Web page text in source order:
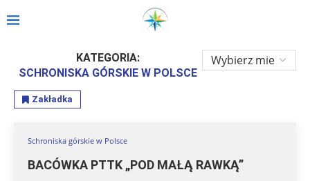
Strona główna Schroniska górskie w Polsce
KATEGORIA:
SCHRONISKA GÓRSKIE W POLSCE
Zakładka
Schroniska górskie w Polsce
BACÓWKA PTTK „POD MAŁĄ RAWKĄ”